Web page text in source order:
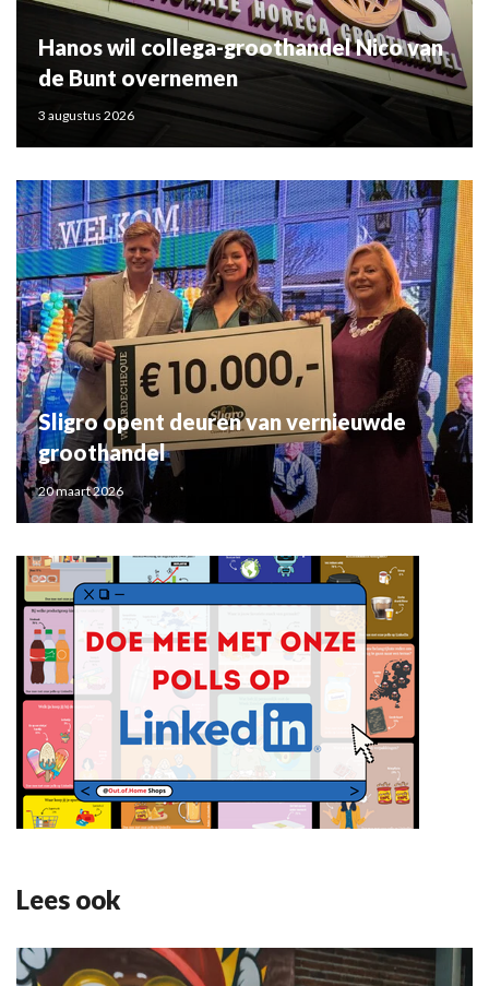
Hanos wil collega-groothandel Nico van
de Bunt overnemen
3 augustus 2026
Sligro opent deuren van vernieuwde
groothandel
20 maart 2026
Lees ook